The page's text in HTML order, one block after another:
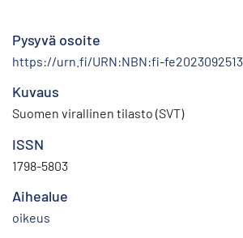
Pysyvä osoite
https://urn.fi/URN:NBN:fi-
Kuvaus
Suomen virallinen tilasto (SVT)
ISSN
1798-5803
Aihealue
oikeus